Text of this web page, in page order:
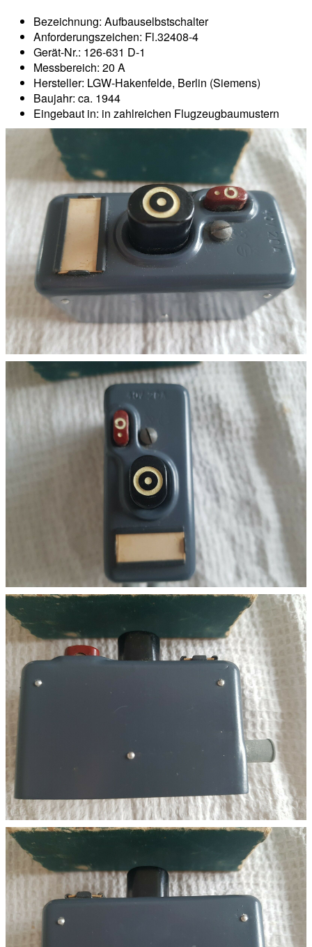
Bezeichnung: Aufbauselbstschalter
Anforderungszeichen: Fl.32408-4
Gerät-Nr.: 126-631 D-1
Messbereich: 20 A
Hersteller: LGW-Hakenfelde, Berlin (Siemens)
Baujahr: ca. 1944
Eingebaut in: in zahlreichen Flugzeugbaumustern